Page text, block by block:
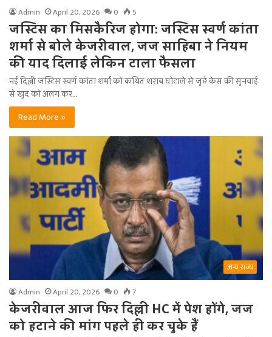
Admin April 20, 2026 0 5
जस्टिस का मिसकैरिज होगा: जस्टिस स्वर्ण कांता
शर्मा से बोले केजरीवाल, जज साहिबा ने नियम
की याद दिलाई लेकिन टाला फैसला
नई दिल्ली जस्टिस स्वर्ण कांता शर्मा को कथित शराब घोटाले से जुड़े केस की सुनवाई
से खुद को अलग कर…
Read More »
अन्य राज्य
Admin April 20, 2026 0 7
केजरीवाल आज फिर दिल्ली HC में पेश होंगे, जज
को हटाने की मांग पहले ही कर चुके हैं